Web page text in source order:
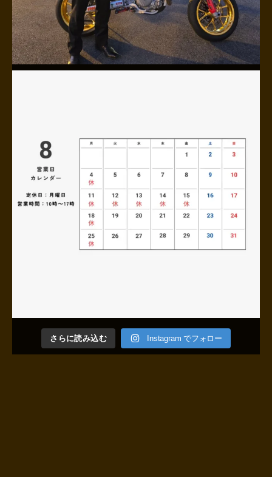
さらに読み込む Instagram でフォロー